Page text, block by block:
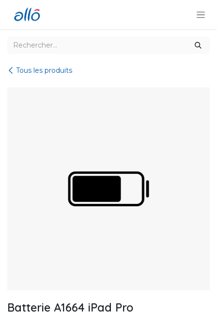
Tous les produits
Batterie A1664 iPad Pro